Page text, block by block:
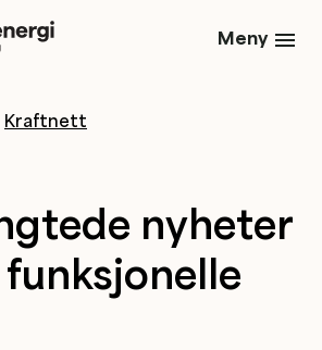
Meny
Kraftnett
nyheter